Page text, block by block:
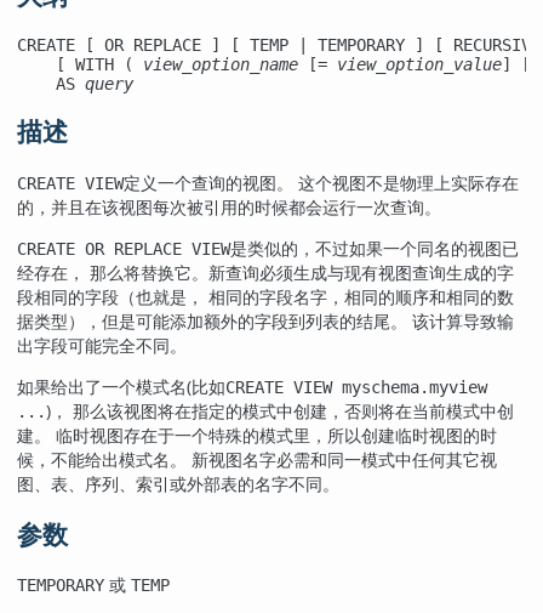
CREATE [ OR REPLACE ] [ TEMP | TEMPORARY ] [
    [ WITH (
view_option_name [= view_option_value]
    AS
query
描述
CREATE VIEW定义一个查询的视图。 这个视图不是物理上实际存在
的，并且在该视图每次被引用的时候都会运行一次查询。
CREATE OR REPLACE VIEW是类似的，不过如果一个同名的视图已
经存在， 那么将替换它。新查询必须生成与现有视图查询生成的字
段相同的字段（也就是， 相同的字段名字，相同的顺序和相同的数
据类型），但是可能添加额外的字段到列表的结尾。 该计算导致输
出字段可能完全不同。
如果给出了一个模式名(比如CREATE VIEW myschema.myview
...)， 那么该视图将在指定的模式中创建，否则将在当前模式中创
建。 临时视图存在于一个特殊的模式里，所以创建临时视图的时
候，不能给出模式名。 新视图名字必需和同一模式中任何其它视
图、表、序列、索引或外部表的名字不同。
参数
TEMPORARY 或 TEMP